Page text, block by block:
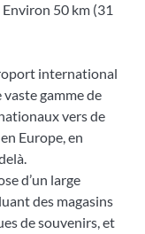
Environ 50 km (31
international
gamme de
vers de
Europe, en
d’un large
des magasins
de souvenirs, et